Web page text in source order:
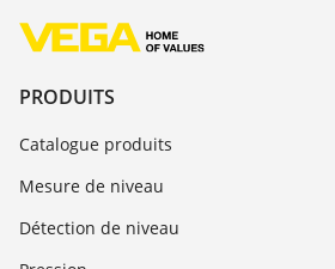
PRODUITS
Catalogue produits
Mesure de niveau
Détection de niveau